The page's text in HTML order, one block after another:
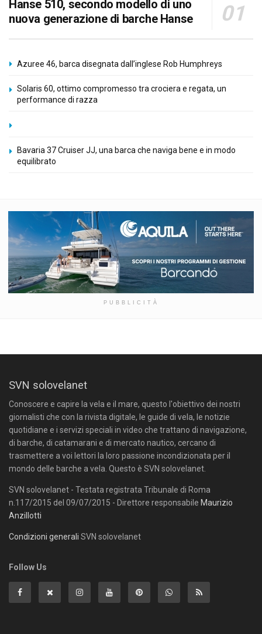
Hanse 510, secondo modello di uno
nuova generazione di barche Hanse
Azuree 46, barca disegnata dall’inglese Rob Humphreys
Solaris 60, ottimo compromesso tra crociera e regata, un
performance di razza
Bavaria 37 Cruiser JJ, una barca che naviga bene e in modo
equilibrato
PUBBLICITÀ
SVN solovelanet
Conoscere e capire la vela e il mare, questo l'obiettivo dei nostri
giornalisti che con la rivista digitale, le guide di vela, le notizie
quotidiane e i servizi speciali in video che trattano di navigazione,
di barche, di catamarani e di mercato nautico, cercano di
trasmettere a voi lettori la loro passione incondizionata per il
mondo delle barche a vela. Questo è SVN solovelanet.
SVN solovelanet - Testata registrata Tribunale di Roma
n.117/2015 del 09/07/2015 - Direttore responsabile Maurizio
Anzillotti
Condizioni generali SVN solovelanet
Follow Us